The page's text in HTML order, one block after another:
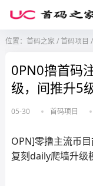
位置： 首码之家 /首码项目 /
0PN0撸首码
级，间推升5级
05-30 首码项目
OPN]零撸主流币
复刻daily爬墙升级